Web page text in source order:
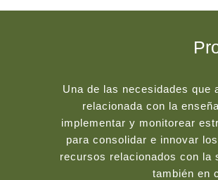
Una de las necesidades que
relacionada con la
implementar y monitorear
para consolidar e innovar
recursos relacionados con la
también en